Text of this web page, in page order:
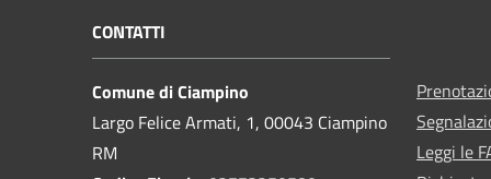
CONTATTI
Comune di Ciampino
Largo Felice Armati, 1, 00043 Ciampino
RM
Leggi le